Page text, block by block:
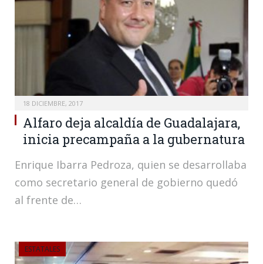
18 DICIEMBRE, 2017
Alfaro deja alcaldía de Guadalajara,
inicia precampaña a la gubernatura
Enrique Ibarra Pedroza, quien se desarrollaba
como secretario general de gobierno quedó
al frente de…
ESTATALES